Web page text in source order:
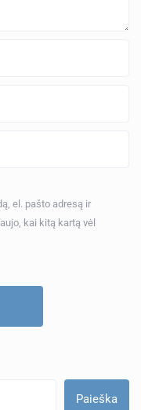
el. pašto adresą ir
kai kitą kartą vėl
Paieška